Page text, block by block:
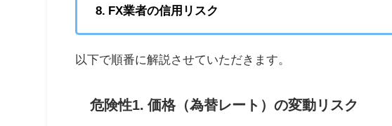
8. FX業者の信用リスク
以下で順番に解説させていただきます。
危険性1. 価格（為替レート）の変動リスク